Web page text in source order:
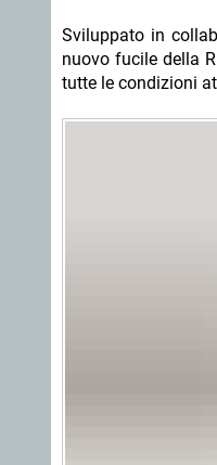
Sviluppato in
nuovo fucile della Ruger è specificamente pensato per
tutte le condizioni